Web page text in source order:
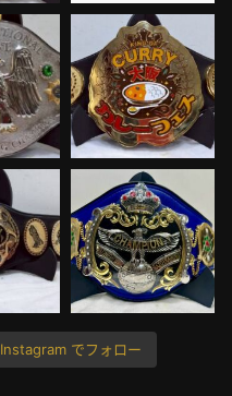
Instagram でフォロー